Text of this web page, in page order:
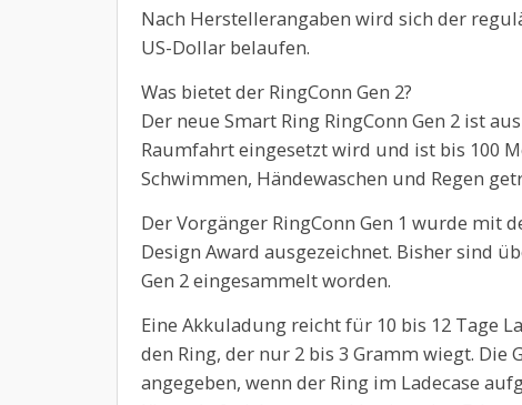
Nach Herstellerangaben wird sich der
US-Dollar belaufen.
Was bietet der RingConn Gen 2?
Der neue Smart Ring RingConn Gen 2 ist
Raumfahrt eingesetzt wird und ist bis 100
Schwimmen, Händewaschen und Regen
Der Vorgänger RingConn Gen 1 wurde mit
Design Award ausgezeichnet. Bisher sind
Gen 2 eingesammelt worden.
Eine Akkuladung reicht für 10 bis 12 Tage
den Ring, der nur 2 bis 3 Gramm wiegt.
angegeben, wenn der Ring im Ladecase